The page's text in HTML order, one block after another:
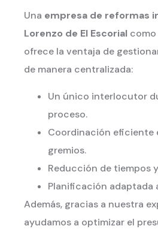
Una empresa de reformas
Lorenzo de El Escorial
ofrece la ventaja de
de manera centralizada:
Un único interlocutor
proceso.
Coordinación eficiente
gremios.
Reducción de tiempos
Planificación adaptada
Además, gracias a nuestra
ayudamos a optimizar el